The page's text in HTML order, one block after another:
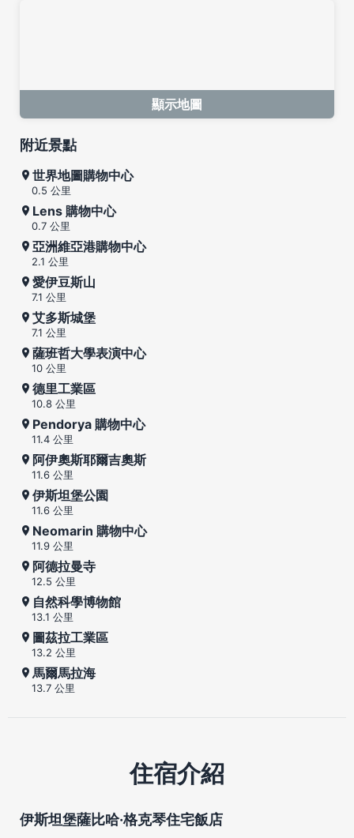
顯示地圖
附近景點
世界地圖購物中心
0.5 公里
Lens 購物中心
0.7 公里
亞洲維亞港購物中心
2.1 公里
愛伊豆斯山
7.1 公里
艾多斯城堡
7.1 公里
薩班哲大學表演中心
10 公里
德里工業區
10.8 公里
Pendorya 購物中心
11.4 公里
阿伊奧斯耶爾吉奧斯
11.6 公里
伊斯坦堡公園
11.6 公里
Neomarin 購物中心
11.9 公里
阿德拉曼寺
12.5 公里
自然科學博物館
13.1 公里
圖茲拉工業區
13.2 公里
馬爾馬拉海
13.7 公里
住宿介紹
伊斯坦堡薩比哈·格克琴住宅飯店